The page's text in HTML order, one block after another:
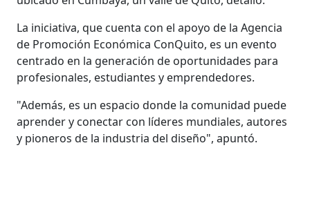
La iniciativa, que cuenta con el apoyo de la Agencia
de Promoción Económica ConQuito, es un evento
centrado en la generación de oportunidades para
profesionales, estudiantes y emprendedores.
"Además, es un espacio donde la comunidad puede
aprender y conectar con líderes mundiales, autores
y pioneros de la industria del diseño", apuntó.